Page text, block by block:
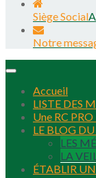
Siège Social
Notre
Toggle
navigationAccueil
LISTE DES
Une RC
LE BLOG
LES
LA
ÉTABLIR